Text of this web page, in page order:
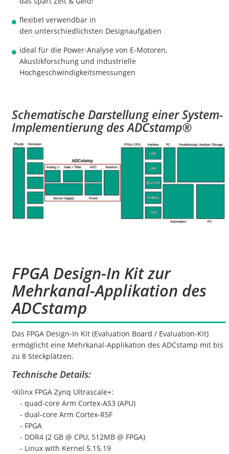
flexibel verwendbar in
den unterschiedlichsten Designaufgaben
ideal für die Power-Analyse von E-Motoren,
Akustikforschung und industrielle
Hochgeschwindigkeitsmessungen
Schematische Darstellung einer System-
Implementierung des ADCstamp®
FPGA Design-In Kit zur
Mehrkanal-Applikation des
ADCstamp
Das FPGA Design-In Kit (Evaluation Board / Evaluation-Kit)
ermöglicht eine Mehrkanal-Applikation des ADCstamp mit bis
zu 8 Steckplätzen.
Technische Details:
•Xilinx FPGA Zynq Ultrascale+:
- quad-core Arm Cortex-A53 (APU)
- dual-core Arm Cortex-R5F
- FPGA
- DDR4 (2 GB @ CPU, 512MB @ FPGA)
- Linux with Kernel 5.15.19